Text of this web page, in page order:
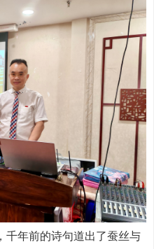
年前的诗句道出了蚕丝与